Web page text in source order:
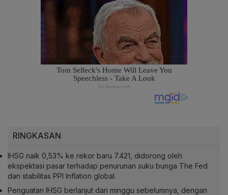
RINGKASAN
IHSG naik 0,53% ke rekor baru 7.421, didorong oleh
ekspektasi pasar terhadap penurunan suku bunga The Fed
dan stabilitas PPI Inflation global.
Penguatan IHSG berlanjut dari minggu sebelumnya, dengan